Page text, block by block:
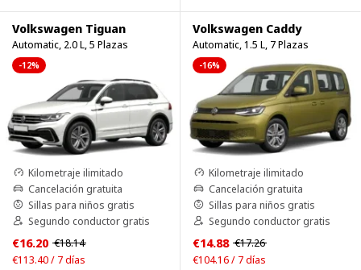
Volkswagen Tiguan
Automatic, 2.0 L, 5 Plazas
-12%
Kilometraje ilimitado
Cancelación gratuita
Sillas para niños gratis
Segundo conductor gratis
€16.20 €18.14
€113.40 / 7 días
Volkswagen Caddy
Automatic, 1.5 L, 7 Plazas
-16%
Kilometraje ilimitado
Cancelación gratuita
Sillas para niños gratis
Segundo conductor gratis
€14.88 €17.26
€104.16 / 7 días